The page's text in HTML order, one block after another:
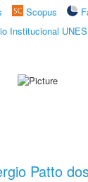
Scopus
Institucional
Patto